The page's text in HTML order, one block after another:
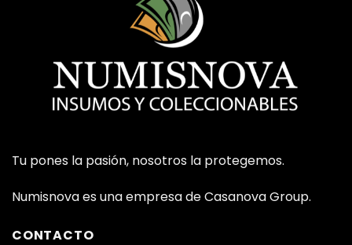
Tu pones la pasión, nosotros la protegemos.
Numisnova es una empresa de Casanova Group.
CONTACTO